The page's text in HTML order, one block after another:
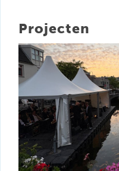
Projecten